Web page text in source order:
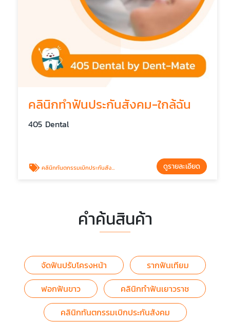
คลินิกทําฟันประกันสังคม-ใกล้ฉัน
405 Dental
คลินิกทันตกรรมเบิกประกันสังคม ดูรายละเอียด
คำค้นสินค้า
จัดฟันปรับโครงหน้า
รากฟันเทียม
ฟอกฟันขาว
คลินิกทำฟันเยาวราช
คลินิกทันตกรรมเบิกประกันสังคม